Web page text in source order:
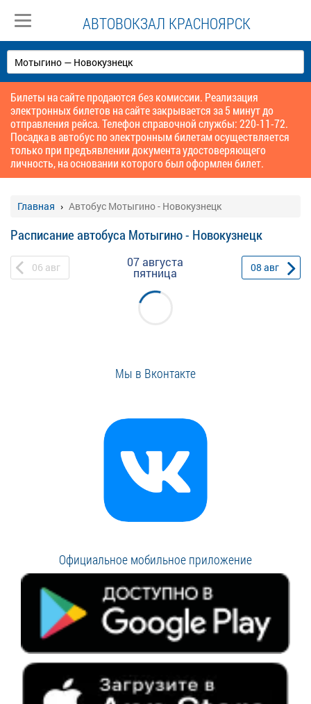
АВТОВОКЗАЛ КРАСНОЯРСК
Билеты на сайте продаются без комиссии. Реализация
электронных билетов на сайте закрывается за 5 минут до
отправления рейса. Телефон справочной службы: 220-11-72.
Посадка в автобус по электронным билетам осуществляется
только при предъявлении документа удостоверяющего
личность, на основании которого был оформлен билет.
Главная Автобус Мотыгино - Новокузнецк
Расписание автобуса Мотыгино - Новокузнецк
06 авг 07 августа
пятница 08 авг
Мы в Вконтакте
Официальное мобильное приложение